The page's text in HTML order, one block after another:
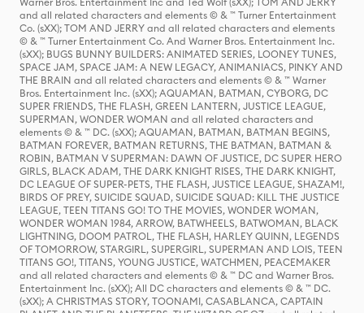
and all related characters and elements © & ™ Turner Entertainment
Co. (sXX); TOM AND JERRY and all related characters and elements
© & ™ Turner Entertainment Co. And Warner Bros. Entertainment Inc.
(sXX); BUGS BUNNY BUILDERS: ANIMATED SERIES, LOONEY TUNES,
SPACE JAM, SPACE JAM: A NEW LEGACY, ANIMANIACS, PINKY AND
THE BRAIN and all related characters and elements © & ™ Warner
Bros. Entertainment Inc. (sXX); AQUAMAN, BATMAN, CYBORG, DC
SUPER FRIENDS, THE FLASH, GREEN LANTERN, JUSTICE LEAGUE,
SUPERMAN, WONDER WOMAN and all related characters and
elements © & ™ DC. (sXX); AQUAMAN, BATMAN, BATMAN BEGINS,
BATMAN FOREVER, BATMAN RETURNS, THE BATMAN, BATMAN &
ROBIN, BATMAN V SUPERMAN: DAWN OF JUSTICE, DC SUPER HERO
GIRLS, BLACK ADAM, THE DARK KNIGHT RISES, THE DARK KNIGHT,
DC LEAGUE OF SUPER-PETS, THE FLASH, JUSTICE LEAGUE, SHAZAM!,
BIRDS OF PREY, SUICIDE SQUAD, SUICIDE SQUAD: KILL THE JUSTICE
LEAGUE, TEEN TITANS GO! TO THE MOVIES, WONDER WOMAN,
WONDER WOMAN 1984, ARROW, BATWHEELS, BATWOMAN, BLACK
LIGHTNING, DOOM PATROL, THE FLASH, HARLEY QUINN, LEGENDS
OF TOMORROW, STARGIRL, SUPERGIRL, SUPERMAN AND LOIS, TEEN
TITANS GO!, TITANS, YOUNG JUSTICE, WATCHMEN, PEACEMAKER
and all related characters and elements © & ™ DC and Warner Bros.
Entertainment Inc. (sXX); All DC characters and elements © & ™ DC.
(sXX); A CHRISTMAS STORY, TOONAMI, CASABLANCA, CAPTAIN